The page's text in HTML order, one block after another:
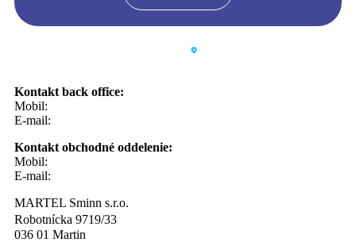
Kontakt back office:
Mobil:
E-mail:
Kontakt obchodné oddelenie:
Mobil:
E-mail:
MARTEL Sminn s.r.o.
Robotnícka 9719/33
036 01 Martin